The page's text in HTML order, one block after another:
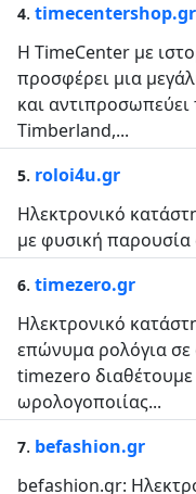
4. timecentershop.gr
Η TimeCenter με
προσφέρει μια
και αντιπροσωπεύει
Timberland,...
5. roloi4u.gr
Ηλεκτρονικό
με φυσική παρουσία
6. timezero.gr
Ηλεκτρονικό
επώνυμα ρολόγια σε
timezero
ωρολογοποιίας...
7. befashion.gr
befashion.gr: